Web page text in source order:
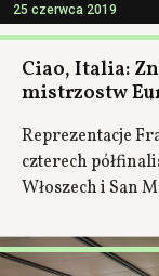
25 czerwca 2019
Ciao, Italia:
mistrzostw
Reprezentacje
czterech
Włoszech i San